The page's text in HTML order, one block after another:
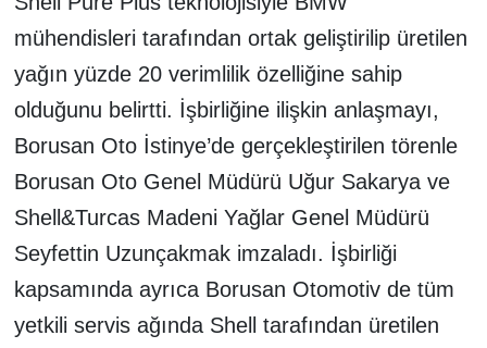
mühendisleri tarafından ortak geliştirilip üretilen
yağın yüzde 20 verimlilik özelliğine sahip
olduğunu belirtti. İşbirliğine ilişkin anlaşmayı,
Borusan Oto İstinye’de gerçekleştirilen törenle
Borusan Oto Genel Müdürü Uğur Sakarya ve
Shell&Turcas Madeni Yağlar Genel Müdürü
Seyfettin Uzunçakmak imzaladı. İşbirliği
kapsamında ayrıca Borusan Otomotiv de tüm
yetkili servis ağında Shell tarafından üretilen